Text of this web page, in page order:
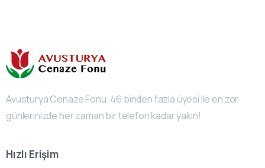
Avusturya Cenaze Fonu. 46 binden fazla üyesi ile en zor
günlerinizde her zaman bir telefon kadar yakın!
Hızlı Erişim